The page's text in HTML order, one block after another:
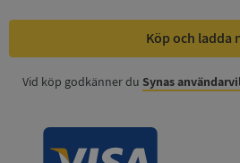
Köp och ladda
Vid köp godkänner du Synas